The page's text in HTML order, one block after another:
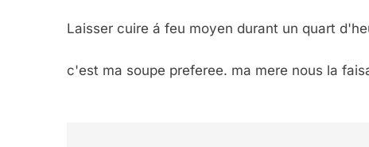
Laisser cuire á feu moyen durant un quart
c'est ma soupe preferee. ma mere nous la
ISRAÉL JUDAISME